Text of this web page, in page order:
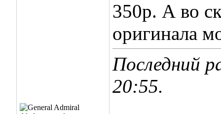
350р. А во
оригинала
Последний
20:55.